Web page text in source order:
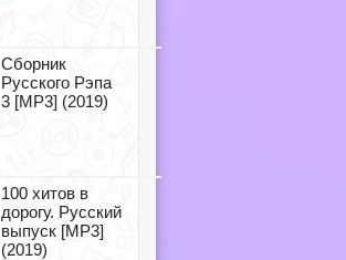
Сборник
Русского Рэпа
3 [MP3] (2019)
100 хитов в
дорогу. Русский
выпуск [MP3]
(2019)